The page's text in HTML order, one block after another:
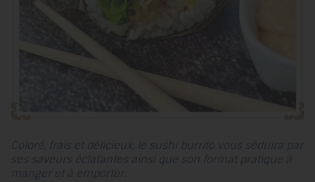
Coloré, frais et délicieux, le sushi burrito vous séduira par
ses saveurs éclatantes ainsi que son format pratique à
manger et à emporter.